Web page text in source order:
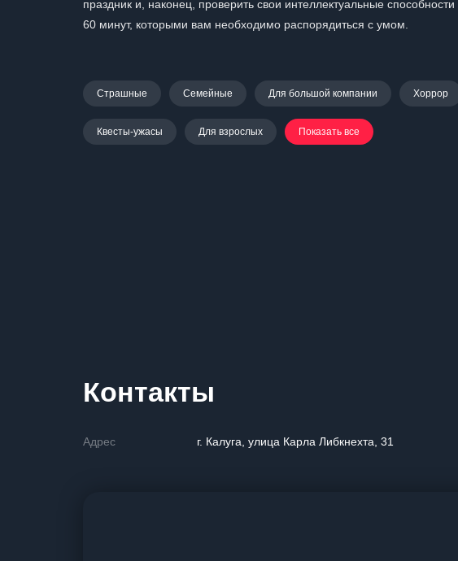
праздник и, наконец, проверить свои интеллектуальные
60 минут, которыми вам необходимо распорядиться с умом.
Страшные Семейные Для большой компании Хоррор
Квесты-ужасы Для взрослых Показать все
Контакты
Адрес г. Калуга, улица Карла Либкнехта, 31